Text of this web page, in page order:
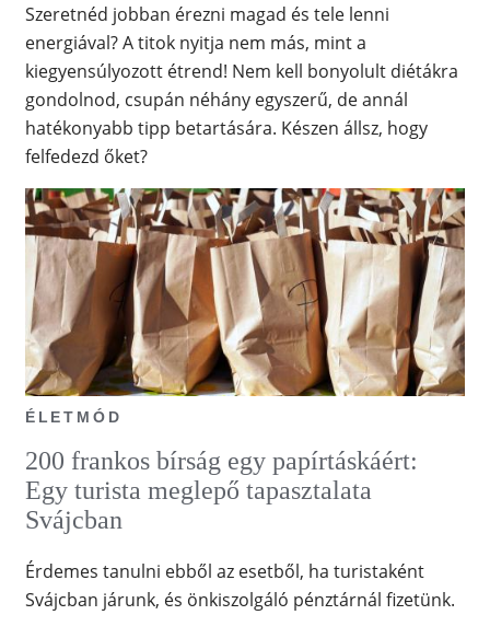
Szeretnéd jobban érezni magad és tele lenni
energiával? A titok nyitja nem más, mint a
kiegyensúlyozott étrend! Nem kell bonyolult diétákra
gondolnod, csupán néhány egyszerű, de annál
hatékonyabb tipp betartására. Készen állsz, hogy
felfedezd őket?
ÉLETMÓD
200 frankos bírság egy papírtáskáért:
Egy turista meglepő tapasztalata
Svájcban
Érdemes tanulni ebből az esetből, ha turistaként
Svájcban járunk, és önkiszolgáló pénztárnál fizetünk.